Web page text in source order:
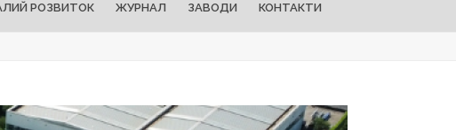
РОЗВИТОК ЖУРНАЛ ЗАВОДИ КОНТАКТИ